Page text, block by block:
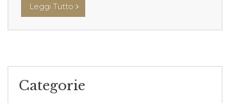
Leggi Tutto
Categorie